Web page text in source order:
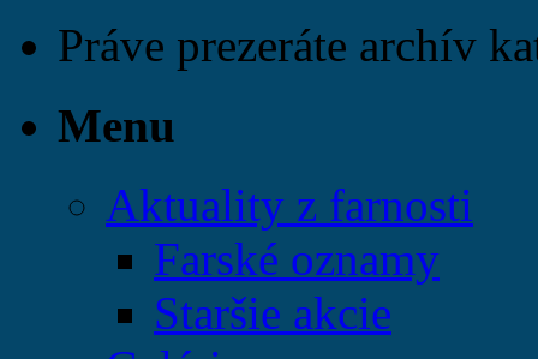
Práve prezeráte archív
Menu
Aktuality z farnosti
Farské oznamy
Staršie akcie